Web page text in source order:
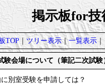
掲示板for技
TOP｜ツリー表示｜一覧表示｜
験会場について（筆記二次試験
別室受験を申請しては？